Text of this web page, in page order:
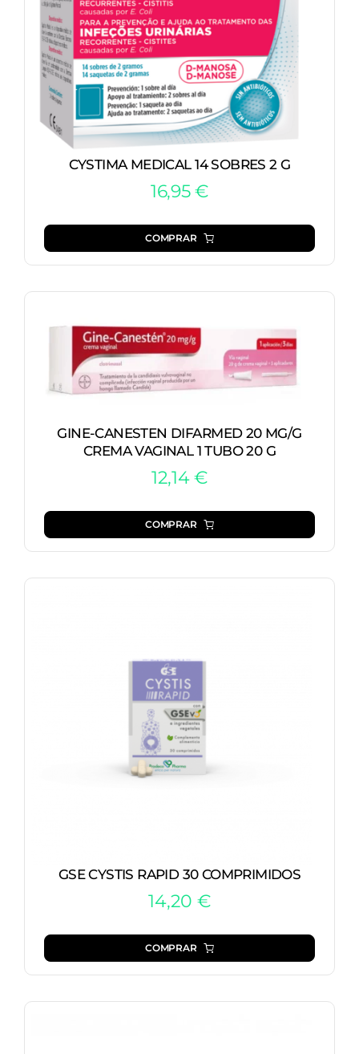
CYSTIMA MEDICAL 14 SOBRES 2 G
16,95€
COMPRAR
GINE-CANESTEN DIFARMED 20 MG/G
CREMA VAGINAL 1 TUBO 20 G
12,14€
COMPRAR
GSE CYSTIS RAPID 30 COMPRIMIDOS
14,20 €
COMPRAR